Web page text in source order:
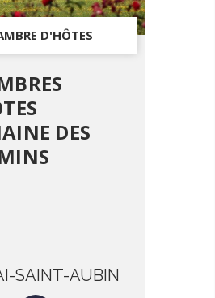
D'HÔTES
DES
SAINT-AUBIN